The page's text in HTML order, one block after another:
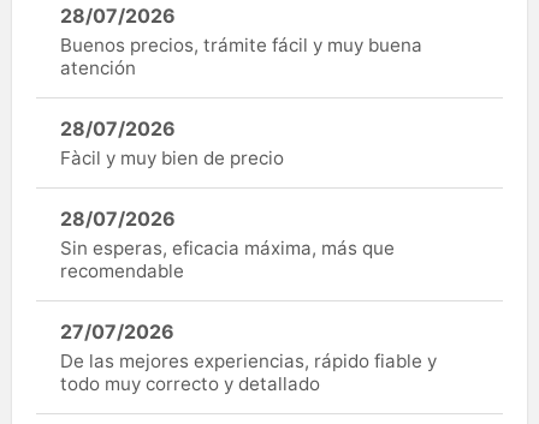
28/07/2026
Buenos precios, trámite fácil y muy buena
atención
28/07/2026
Fàcil y muy bien de precio
28/07/2026
Sin esperas, eficacia máxima, más que
recomendable
27/07/2026
De las mejores experiencias, rápido fiable y
todo muy correcto y detallado